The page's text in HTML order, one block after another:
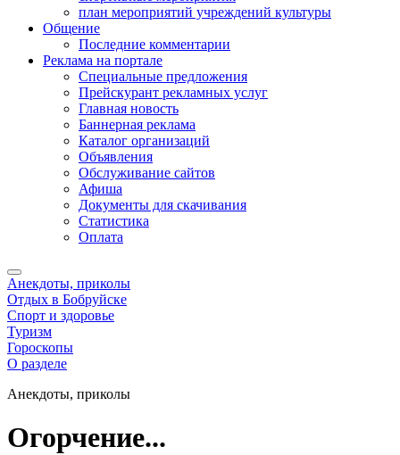
план мероприятий учреждений культуры
Общение
Последние комментарии
Реклама на портале
Специальные предложения
Прейскурант рекламных услуг
Главная новость
Баннерная реклама
Каталог организаций
Объявления
Обслуживание сайтов
Афиша
Документы для скачивания
Статистика
Оплата
Анекдоты, приколы
Отдых в Бобруйске
Спорт и здоровье
Туризм
Гороскопы
О разделе
Анекдоты, приколы
Огорчение...